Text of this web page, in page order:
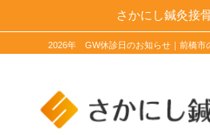
2026年 GW休診日のお知らせ｜前橋市
さかにし鍼灸接